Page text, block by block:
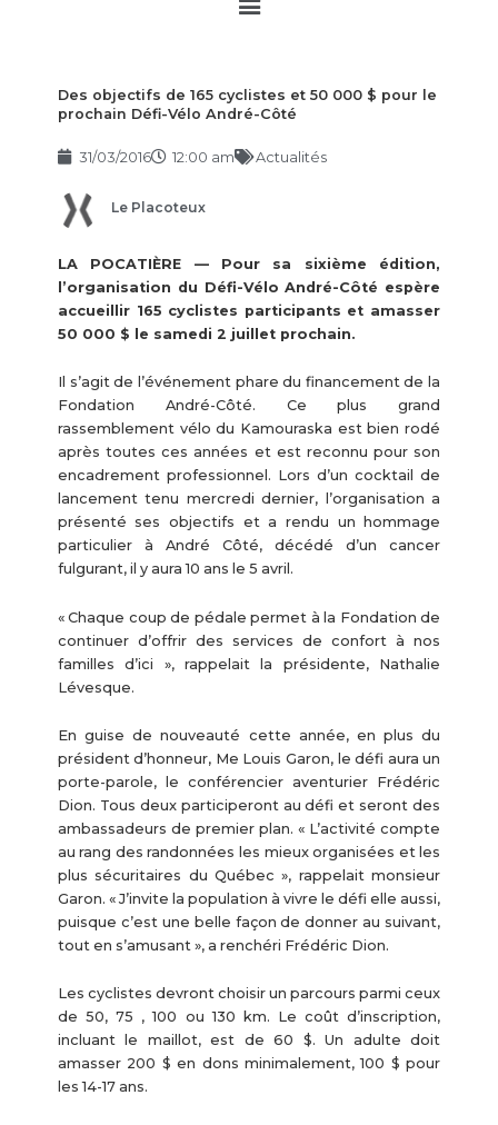
Des objectifs de 165 cyclistes et 50 000 $ pour le
prochain Défi-Vélo André-Côté
31/03/2016 12:00 am Actualités
Le Placoteux
LA POCATIÈRE — Pour sa sixième édition,
l’organisation du Défi-Vélo André-Côté espère
accueillir 165 cyclistes participants et amasser
50 000 $ le samedi 2 juillet prochain.
Il s’agit de l’événement phare du financement de la
Fondation André-Côté. Ce plus grand
rassemblement vélo du Kamouraska est bien rodé
après toutes ces années et est reconnu pour son
encadrement professionnel. Lors d’un cocktail de
lancement tenu mercredi dernier, l’organisation a
présenté ses objectifs et a rendu un hommage
particulier à André Côté, décédé d’un cancer
fulgurant, il y aura 10 ans le 5 avril.
« Chaque coup de pédale permet à la Fondation de
continuer d’offrir des services de confort à nos
familles d’ici », rappelait la présidente, Nathalie
Lévesque.
En guise de nouveauté cette année, en plus du
président d’honneur, Me Louis Garon, le défi aura un
porte-parole, le conférencier aventurier Frédéric
Dion. Tous deux participeront au défi et seront des
ambassadeurs de premier plan. « L’activité compte
au rang des randonnées les mieux organisées et les
plus sécuritaires du Québec », rappelait monsieur
Garon. « J’invite la population à vivre le défi elle aussi,
puisque c’est une belle façon de donner au suivant,
tout en s’amusant », a renchéri Frédéric Dion.
Les cyclistes devront choisir un parcours parmi ceux
de 50, 75 , 100 ou 130 km. Le coût d’inscription,
incluant le maillot, est de 60 $. Un adulte doit
amasser 200 $ en dons minimalement, 100 $ pour
les 14-17 ans.